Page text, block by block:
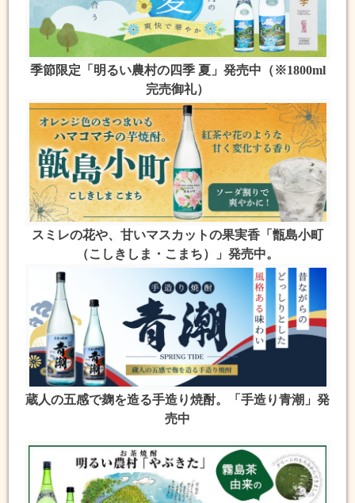
季節限定「明るい農村の四季 夏」発売中（※1800ml
完売御礼）
スミレの花や、甘いマスカットの果実香「甑島小町
（こしきしま・こまち）」発売中。
蔵人の五感で麹を造る手造り焼酎。「手造り青潮」発
売中